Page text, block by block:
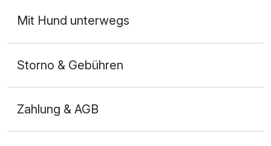
Mit Hund unterwegs
Storno & Gebühren
Zahlung & AGB